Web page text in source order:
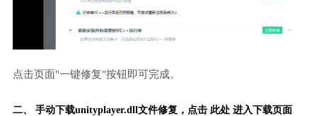
点击页面"一键修复"按钮即可完成。
二、 手动下载unityplayer.dll文件修复， 点击 此处 进入下载页面